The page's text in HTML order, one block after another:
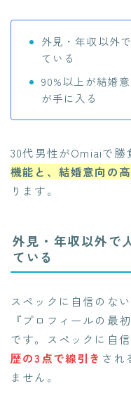
外見・年収以外
ている
90%以上が結婚
が手に入る
30代男性がOmiaiで勝
機能と、結婚意向の
ります。
外見・年収以外で
ている
スペックに自信のな
『プロフィールの最
です。スペックに自
歴の3点で線引き され
ません。